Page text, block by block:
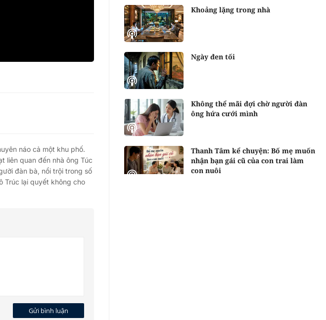
náo cả một khu phố.
liên quan đến nhà ông Túc
đàn bà, nổi trội trong số
Trúc lại quyết không cho
Gửi bình luận
Khoảng lặng trong nhà
Ngày đen tối
Không thể mãi đợi chờ người đàn
ông hứa cưới mình
Thanh Tâm kể chuyện: Bố mẹ muốn
nhận bạn gái cũ của con trai làm
con nuôi